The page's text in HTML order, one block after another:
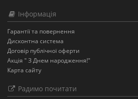
Інформація
Гарантії та повернення
Дисконтна система
Договір публічної оферти
Акція " З Днем народження!"
Карта сайту
Радимо почитати